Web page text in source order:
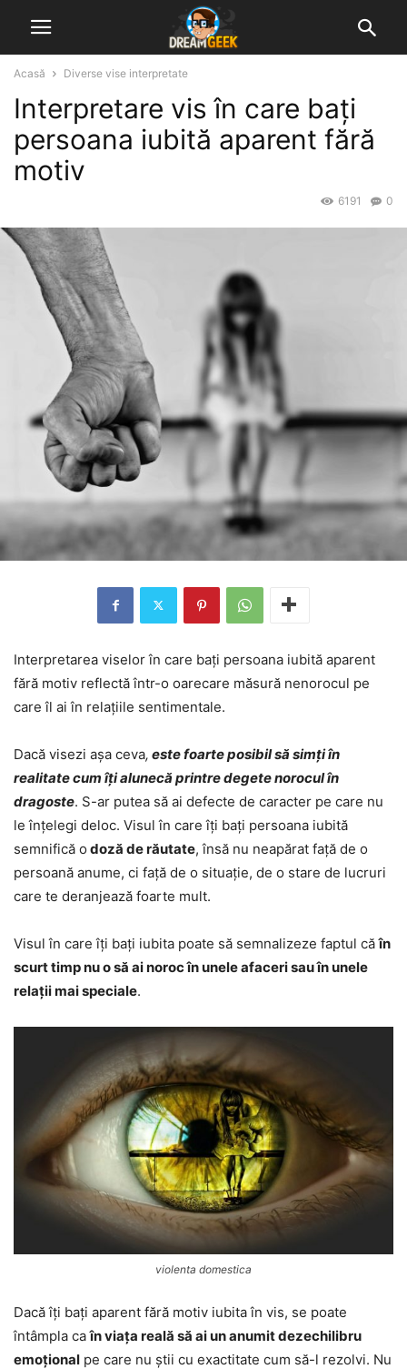
Acasă Diverse vise interpretate
Interpretare vis în care bați
persoana iubită aparent fără
motiv
0
6191
Interpretarea viselor în care bați persoana iubită aparent
fără motiv reflectă într-o oarecare măsură nenorocul pe
care îl ai în relațiile sentimentale.
Dacă visezi așa ceva, este foarte posibil să simți în
realitate cum îți alunecă printre degete norocul în
dragoste. S-ar putea să ai defecte de caracter pe care nu
le înțelegi deloc. Visul în care îți bați persoana iubită
semnifică o doză de răutate, însă nu neapărat față de o
persoană anume, ci față de o situație, de o stare de lucruri
care te deranjează foarte mult.
Visul în care îți bați iubita poate să semnalizeze faptul căîn
scurt timp nu o să ai noroc în unele afaceri sau în unele
relații mai speciale.
violenta domestica
Dacă îți bați aparent fără motiv iubita în vis, se poate
întâmpla caîn viața reală să ai un anumit dezechilibru
emoțional pe care nu știi cu exactitate cum să-l rezolvi. Nu